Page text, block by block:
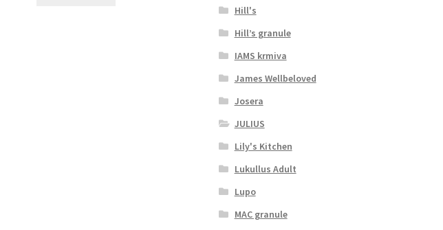
Hill's
Hill’s granule
IAMS krmiva
James Wellbeloved
Josera
JULIUS
Lily's Kitchen
Lukullus Adult
Lupo
MAC granule